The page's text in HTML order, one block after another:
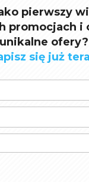
pierwszy
promocjach i
unikalne ofery?
się już